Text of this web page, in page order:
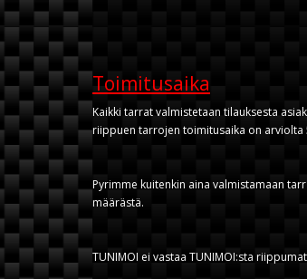
Toimitusaika
Kaikki tarrat valmistetaan tilauksesta
riippuen tarrojen toimitusaika on arviolta
Pyrimme kuitenkin aina valmistamaan
määrästä.
TUNIMOI ei vastaa TUNIMOI:sta